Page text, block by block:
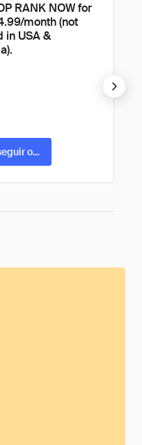
RANK NOW for
month (not
in USA &
oferta